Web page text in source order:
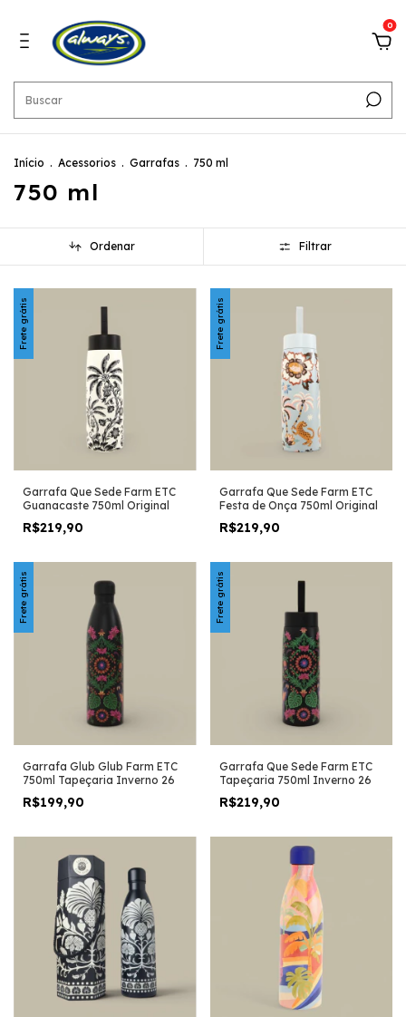
0
Início . Acessorios . Garrafas . 750 ml
750 ml
Ordenar Filtrar
Frete grátis
Garrafa Que Sede Farm ETC
Guanacaste 750ml Original
R$219,90
Frete grátis
Garrafa Que Sede Farm ETC
Festa de Onça 750ml Original
R$219,90
Frete grátis
Garrafa Glub Glub Farm ETC
750ml Tapeçaria Inverno 26
R$199,90
Frete grátis
Garrafa Que Sede Farm ETC
Tapeçaria 750ml Inverno 26
R$219,90